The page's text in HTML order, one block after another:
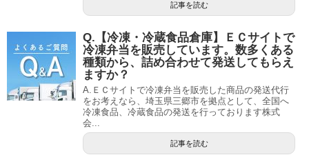
記事を読む
Q.【冷凍・冷蔵食品倉庫】ＥＣサイトで
冷凍弁当を販売しています。数多くある
種類から、詰め合わせて発送してもらえ
ますか？
A.ＥＣサイトで冷凍弁当を販売した商品の発送代行
をお考えなら、埼玉県三郷市を拠点として、全国へ
冷凍食品、冷蔵食品の発送を行っております株式
会...
記事を読む